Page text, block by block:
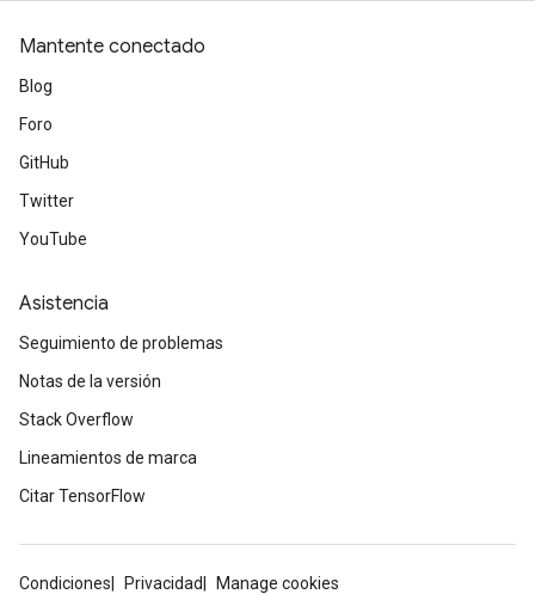
Mantente conectado
Blog
Foro
GitHub
Twitter
YouTube
Asistencia
Seguimiento de problemas
Notas de la versión
Stack Overflow
Lineamientos de marca
Citar TensorFlow
Condiciones Privacidad
Manage cookies